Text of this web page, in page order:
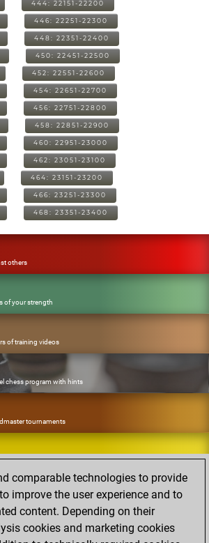
444: 22151-22200
446: 22251-22300
448: 22351-22400
450: 22451-22500
452: 22551-22600
454: 22651-22700
456: 22751-22800
458: 22851-22900
460: 22951-23000
462: 23051-23100
464: 23151-23200
466: 23251-23300
468: 23351-23400
others
of your strength
of training videos
chess program with hints
tournaments
openings
own games in the cloud
comparable technologies to provide
improve the user experience and to
content. Depending on their
cookies and marketing cookies